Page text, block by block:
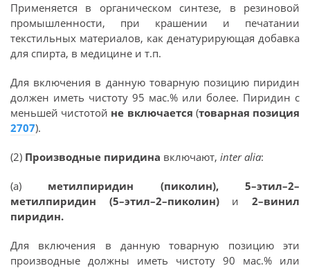
Применяется в органическом синтезе, в резиновой
промышленности, при крашении и печатании
текстильных материалов, как денатурирующая добавка
для спирта, в медицине и т.п.
Для включения в данную товарную позицию пиридин
должен иметь чистоту 95 мас.% или более. Пиридин с
меньшей чистотой не включается (товарная позиция
2707).
(2) Производные пиридина включают, inter alia:
(а) метилпиридин (пиколин), 5–этил–2–
метилпиридин (5–этил–2–пиколин) и2–винил
пиридин.
Для включения в данную товарную позицию эти
производные должны иметь чистоту 90 мас.% или